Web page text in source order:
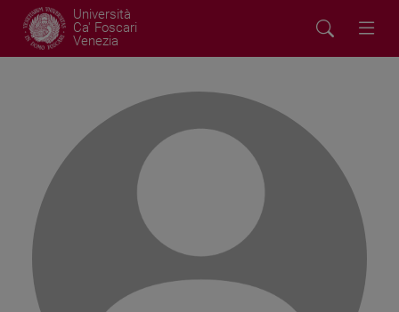
Università
Ca' Foscari
Venezia